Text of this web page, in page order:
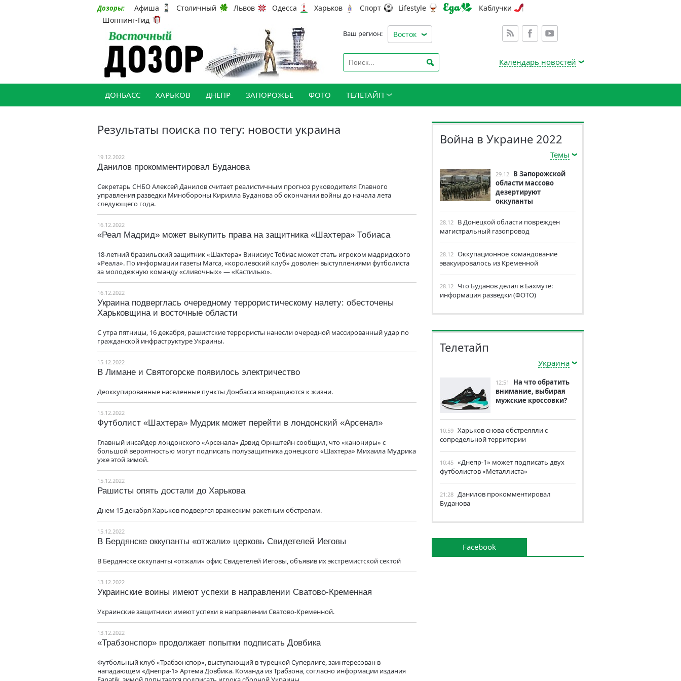
Дозоры: Афиша Столичный Львов Одесса Харьков Спорт Lifestyle
Каблучки
Шоппинг-Гид
Ваш регион: Восток
Календарь новостей
ДОНБАСС ХАРЬКОВ ДНЕПР ЗАПОРОЖЬЕ ФОТО ТЕЛЕТАЙП
Результаты поиска по тегу: новости украина
19.12.2022
Данилов прокомментировал Буданова
Секретарь СНБО Алексей Данилов считает реалистичным прогноз руководителя Главного
управления разведки Минобороны Кирилла Буданова об окончании войны до начала лета
следующего года.
16.12.2022
«Реал Мадрид» может выкупить права на защитника «Шахтера» Тобиаса
18-летний бразильский защитник «Шахтера» Винисиус Тобиас может стать игроком мадридского
«Реала». По информации газеты Marca, «королевский клуб» доволен выступлениями футболиста
за молодежную команду «сливочных» — «Кастилью».
16.12.2022
Украина подверглась очередному террористическому налету: обесточены
Харьковщина и восточные области
С утра пятницы, 16 декабря, рашистские террористы нанесли очередной массированный удар по
гражданской инфраструктуре Украины.
15.12.2022
В Лимане и Святогорске появилось электричество
Деоккупированные населенные пункты Донбасса возвращаются к жизни.
15.12.2022
Футболист «Шахтера» Мудрик может перейти в лондонский «Арсенал»
Главный инсайдер лондонского «Арсенала» Дэвид Орнштейн сообщил, что «канониры» с
большой вероятностью могут подписать полузащитника донецкого «Шахтера» Михаила Мудрика
уже этой зимой.
15.12.2022
Рашисты опять достали до Харькова
Днем 15 декабря Харьков подвергся вражеским ракетным обстрелам.
15.12.2022
В Бердянске оккупанты «отжали» церковь Свидетелей Иеговы
В Бердянске оккупанты «отжали» офис Свидетелей Иеговы, объявив их экстремистской сектой
13.12.2022
Украинские воины имеют успехи в направлении Сватово-Кременная
Украинские защитники имеют успехи в направлении Сватово-Кременной.
13.12.2022
«Трабзонспор» продолжает попытки подписать Довбика
Футбольный клуб «Трабзонспор», выступающий в турецкой Суперлиге, заинтересован в
нападающем «Днепра-1» Артема Довбика. Команда из Трабзона, согласно информации издания
Война в Украине 2022
Темы
29.12 В Запорожской
области массово
дезертируют
оккупанты
28.12 В Донецкой области поврежден
магистральный газопровод
28.12 Оккупационное командование
эвакуировалось из Кременной
28.12 Что Буданов делал в Бахмуте:
информация разведки (ФОТО)
Телетайп
Украина
12:51
На что обратить
внимание, выбирая
мужские кроссовки?
10:59 Харьков снова обстреляли с
сопредельной территории
10:45 «Днепр-1» может подписать двух
футболистов «Металлиста»
21:28 Данилов прокомментировал
Буданова
Facebook